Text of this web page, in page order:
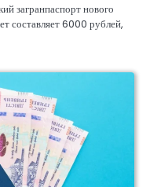
загранпаспорт нового
составляет 6000 рублей,